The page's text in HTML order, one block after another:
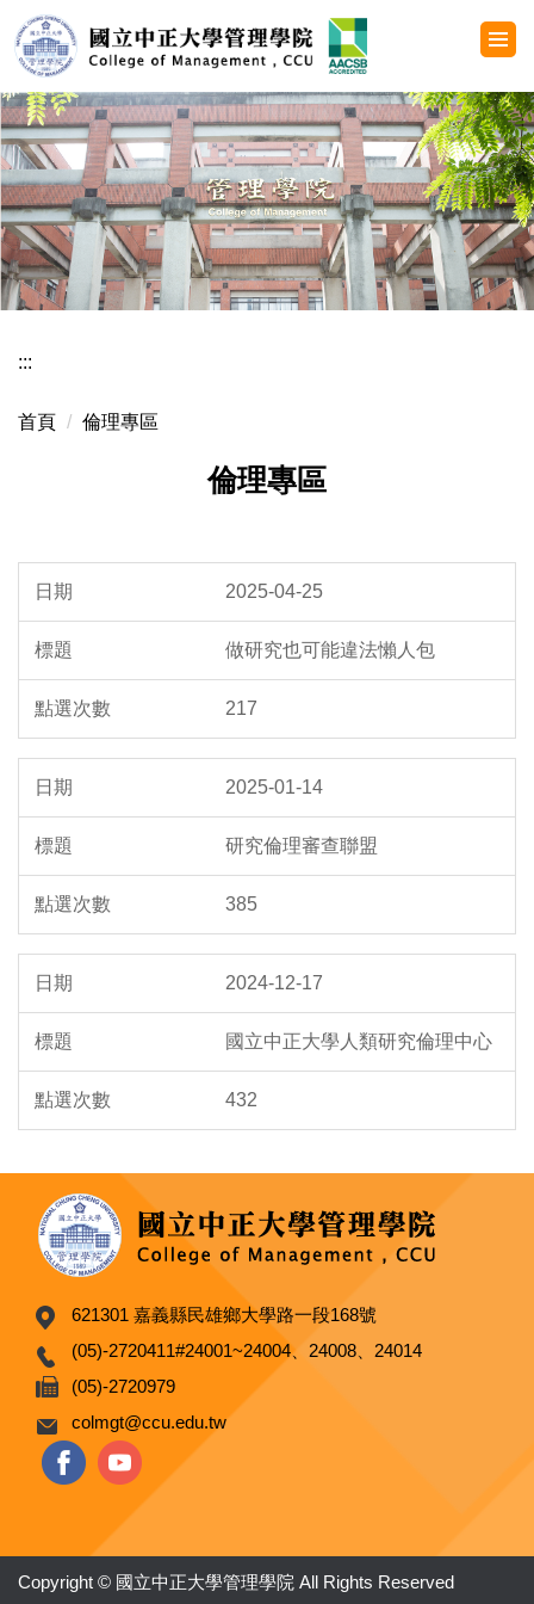
跳
到
主
要
內
容
區
:::
首頁 倫理專區
倫理專區
2025-04-25
做研究也可能違法懶人包
217
2025-01-14
研究倫理審查聯盟
385
2024-12-17
國立中正大學人類研究倫理中心
432
621301 嘉義縣民雄鄉大學路一段168號
(05)-2720411#24001~24004、24008、24014
(05)-2720979
colmgt@ccu.edu.tw
Copyright © 國立中正大學管理學院 All Rights Reserved